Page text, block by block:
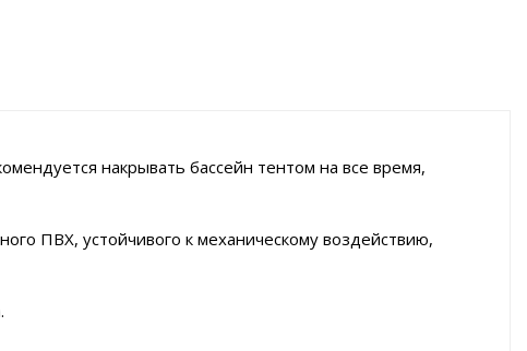
накрывать бассейн тентом на все время,
ПВХ, устойчивого к механическому воздействию,